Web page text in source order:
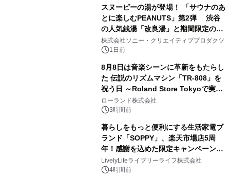
スヌーピーの湯が登場！ 「サウナのあ
とに楽しむPEANUTS」第2弾 渋谷
の人気銭湯「改良湯」と期間限定のコ
ラボレーション サウナイキタイコラ
ボグッズも発売決定！
株式会社ソニー・クリエイティブプロダクツ
1日前
8月8日は音楽シーンに革新をもたらし
た 伝説のリズムマシン「TR-808」を
祝う日 ～Roland Store Tokyoで実機
を展示しての 記念キャンペーンを開
催 英国ラジオ「NTS」の 特別プログ
ラムや、「TR-808」を愛する伝説的
アーティストを フィーチャーしたアニ
メーションを公開～
ローランド株式会社
3時間前
暮らしをもっと便利にする生活家電ブ
ランド「SOPPY」、楽天市場店5周
年！感謝を込めた限定キャンペーンを
8月10日より開催
LivelyLifeライブリーライフ株式会社
4時間前